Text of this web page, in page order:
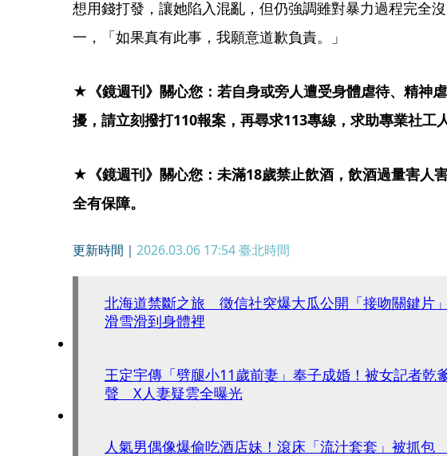
想用錢打發，讓她陷入混亂，但仍強調雖對暴力過程完全
一，「如果真有此事，我願意道歉負責。」
★《鏡週刊》關心您：若自身或旁人遭受身體虐待、精神
擾，請立刻撥打110報案，再尋求113專線，求助專業社工人
★《鏡週刊》關心您：未滿18歲禁止飲酒，飲酒過量害人
全有保障。
更新時間｜ 2026.03.06 17:54臺北時間
北海道禁斷之旅 徵信社突爆大瓜公開「接吻關鍵片」
滑雪滑到身體裡
王定宇傳「劈腿小11歲前妻」奉子成婚！被女記者乾
聲 X人妻疑雲全曝光
人氣男偶像爆偷吃酒店妹！滾床「流汁套套」被抓